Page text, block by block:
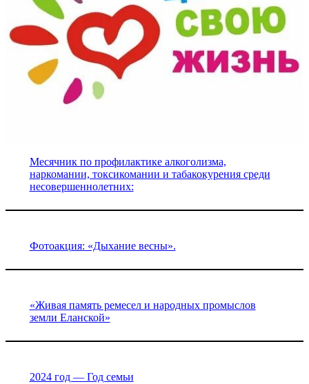
Месячник по профилактике алкоголизма,
наркомании, токсикомании и табакокурения среди
несовершеннолетних:
Фотоакция: «Дыхание весны».
«Живая память ремесел и народных промыслов
земли Еланской»
2024 год — Год семьи